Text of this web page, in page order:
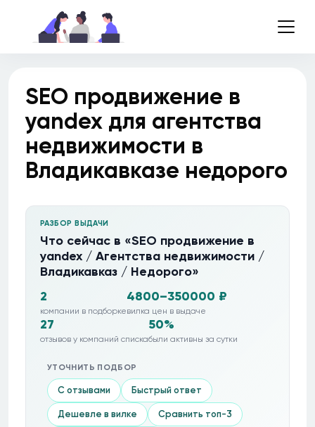
SEO продвижение в
yandex для агентства
недвижимости в
Владикавказе недорого
РАЗБОР ВЫДАЧИ
Что сейчас в «SEO продвижение в
yandex / Агентства недвижимости /
Владикавказ / Недорого»
2
компании в подборке
4800–350000 ₽
вилка цен в выдаче
27
отзывов у компаний списка
50%
были активны за сутки
УТОЧНИТЬ ПОДБОР
С отзывами Быстрый ответ
Дешевле в вилке Сравнить топ-3